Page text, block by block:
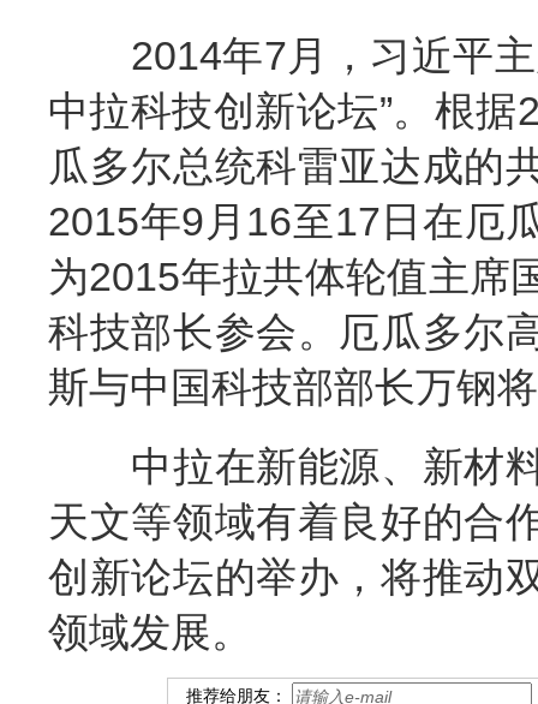
2014年7月，习近平主
中拉科技创新论坛”。根
瓜多尔总统科雷亚达成的
2015年9月16至17日在厄
为2015年拉共体轮值主席
科技部长参会。厄瓜多尔
斯与中国科技部部长万钢
中拉在新能源、新材料
天文等领域有着良好的合
创新论坛的举办，将推动
领域发展。
推荐给朋友：